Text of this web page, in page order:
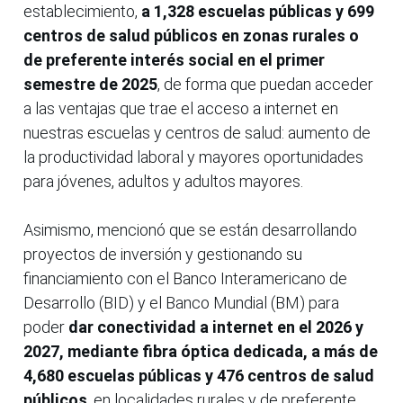
establecimiento, a 1,328 escuelas públicas y 699
centros de salud públicos en zonas rurales o
de preferente interés social en el primer
semestre de 2025, de forma que puedan acceder
a las ventajas que trae el acceso a internet en
nuestras escuelas y centros de salud: aumento de
la productividad laboral y mayores oportunidades
para jóvenes, adultos y adultos mayores.
Asimismo, mencionó que se están desarrollando
proyectos de inversión y gestionando su
financiamiento con el Banco Interamericano de
Desarrollo (BID) y el Banco Mundial (BM) para
poder dar conectividad a internet en el 2026 y
2027, mediante fibra óptica dedicada, a más de
4,680 escuelas públicas y 476 centros de salud